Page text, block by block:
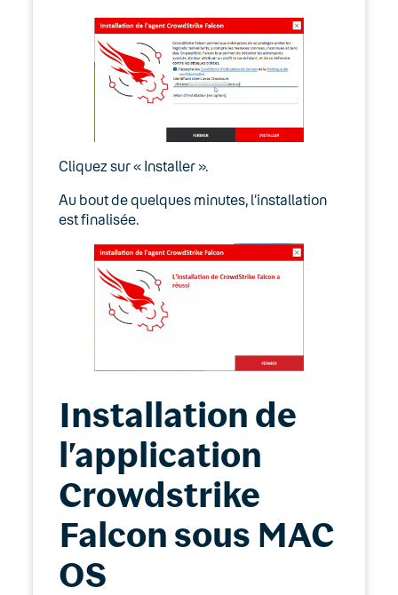
Cliquez sur « Installer ».
Au bout de quelques minutes, l’installation
est finalisée.
Installation de
l’application
Crowdstrike
Falcon sous MAC
OS